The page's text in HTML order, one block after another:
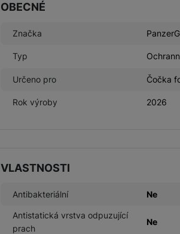
OBECNÉ
Značka
Typ
Určeno pro Čočka
Rok výroby 2026
VLASTNOSTI
Antibakteriální Ne
Antistatická vrstva odpuzující
prach
Ne